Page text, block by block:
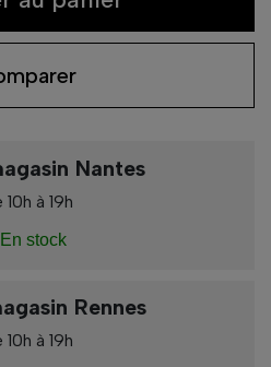
Nantes
10h à 19h
En stock
Rennes
10h à 19h